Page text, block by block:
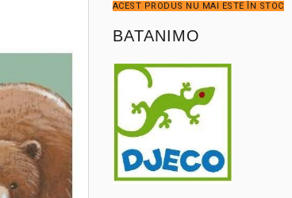
ACEST PRODUS NU MAI ESTE ÎN STOC
BATANIMO